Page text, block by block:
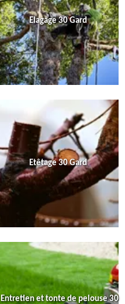
Elagage 30 Gard
Etêtage 30 Gard
Entretien et tonte de pelouse 30